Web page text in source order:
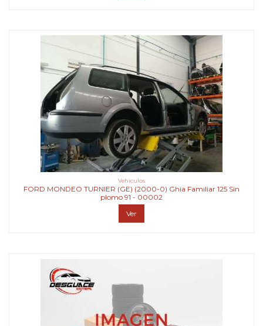
Vehiculos
FORD MONDEO TURNIER (GE) (2000-0) Ghia Familiar 125 Sin
plomo 91 - 00002
Ver